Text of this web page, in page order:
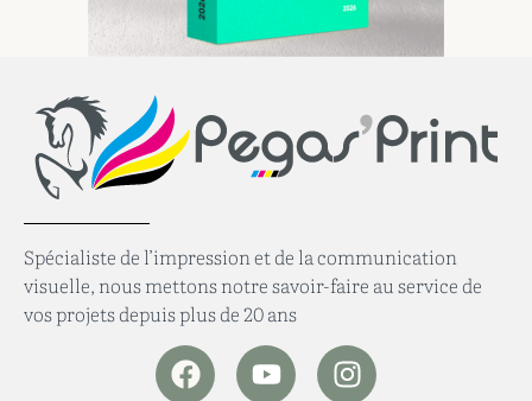
Spécialiste de l’impression et de la communication
visuelle, nous mettons notre savoir-faire au service de
vos projets depuis plus de 20 ans